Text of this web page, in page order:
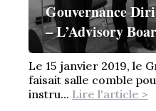
Gouvernance
– L’Advisory
Le 15 janvier 2019, le
faisait salle comble
instru... Lire l'article >